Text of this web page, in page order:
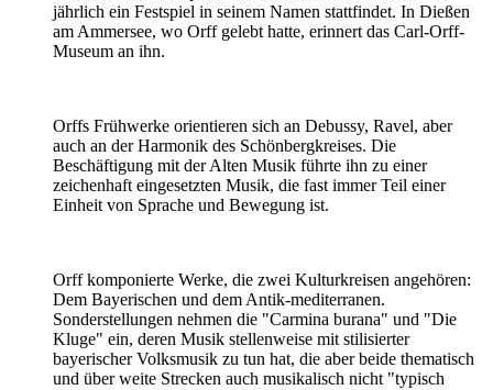
jährlich ein Festspiel in seinem Namen stattfindet. In Dießen
am Ammersee, wo Orff gelebt hatte, erinnert das Carl-Orff-
Museum an ihn.
Orffs Frühwerke orientieren sich an Debussy, Ravel, aber
auch an der Harmonik des Schönbergkreises. Die
Beschäftigung mit der Alten Musik führte ihn zu einer
zeichenhaft eingesetzten Musik, die fast immer Teil einer
Einheit von Sprache und Bewegung ist.
Orff komponierte Werke, die zwei Kulturkreisen angehören:
Dem Bayerischen und dem Antik-mediterranen.
Sonderstellungen nehmen die "Carmina burana" und "Die
Kluge" ein, deren Musik stellenweise mit stilisierter
bayerischer Volksmusik zu tun hat, die aber beide thematisch
und über weite Strecken auch musikalisch nicht "typisch